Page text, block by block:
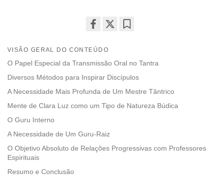
on
facebook
VISÃO GERAL DO CONTEÚDO
O Papel Especial da Transmissão Oral no Tantra
Diversos Métodos para Inspirar Discípulos
A Necessidade Mais Profunda de Um Mestre Tântrico
Mente de Clara Luz como um Tipo de Natureza Búdica
O Guru Interno
A Necessidade de Um Guru-Raiz
O Objetivo Absoluto de Relações Progressivas com Professores
Espirituais
Resumo e Conclusão